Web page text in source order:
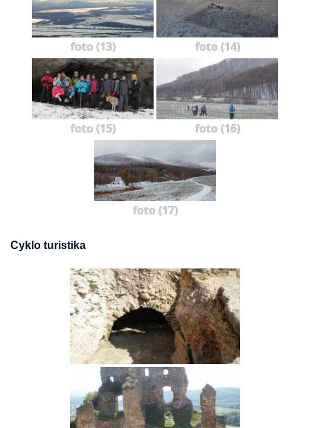
foto (13) foto (14)
foto (15) foto (16)
foto (17)
Cyklo turistika